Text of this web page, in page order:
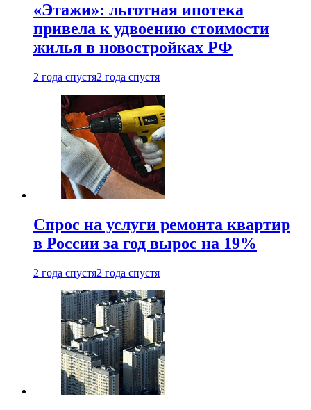
«Этажи»: льготная ипотека
привела к удвоению стоимости
жилья в новостройках РФ
2 года спустя2 года спустя
Спрос на услуги ремонта квартир
в России за год вырос на 19%
2 года спустя2 года спустя